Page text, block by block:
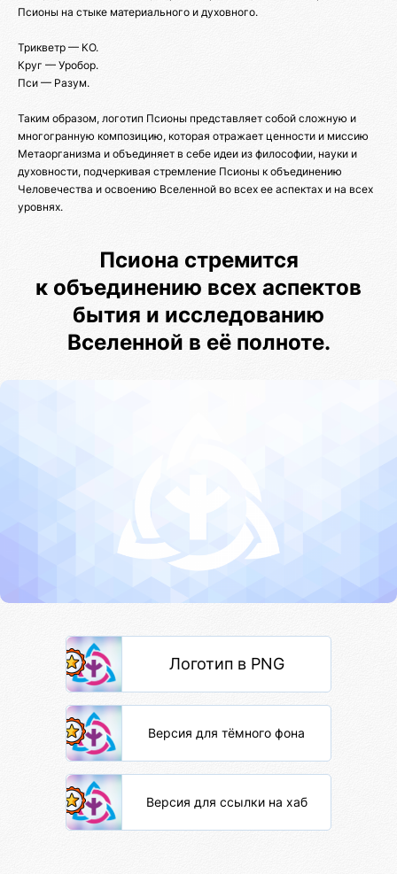
Псионы на стыке материального и духовного.
Трикветр — КО.
Круг — Уробор.
Пси — Разум.
Таким образом, логотип Псионы представляет собой сложную и
многогранную композицию, которая отражает ценности и миссию
Метаорганизма и объединяет в себе идеи из философии, науки и
духовности, подчеркивая стремление Псионы к объединению
Человечества и освоению Вселенной во всех ее аспектах и на всех
уровнях.
Псиона стремится
к объединению всех аспектов
бытия и исследованию
Вселенной в её полноте.
Логотип в PNG
Версия для тёмного фона
Версия для ссылки на хаб